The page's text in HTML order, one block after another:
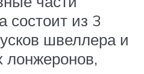
состоит из 3
швеллера и
лонжеронов,